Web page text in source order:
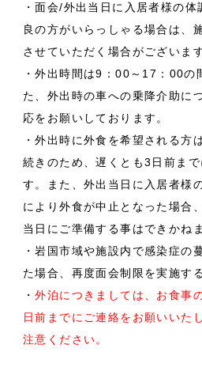
・面会/外出当日に入居者様の
良の方がいらっしゃる場合は、
させていただく場合がございます
・外出時間は9：00～17：00の
た、外出時の車への乗降介助に
応をお願いしております。
・外出時に外食を希望される方
続きのため、遅くとも3日前ま
す。また、外出当日に入居者様
により外食が中止となった場合
当日にご準備する事はできかね
・岩国市域や施設内で感染症の
た場合、再度面会制限を実施す
・外泊につきましては、お食事
日前までにご連絡をお願いいた
注意ください。